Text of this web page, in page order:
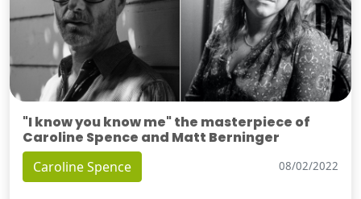
"I know you know me" the masterpiece of
Caroline Spence and Matt Berninger
Caroline Spence 08/02/2022